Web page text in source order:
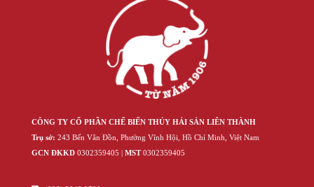
CÔNG TY CỔ PHẦN CHẾ BIẾN THỦY HẢI SẢN LIÊN THÀNH
Trụ sở: 243 Bến Vân Đồn, Phường Vĩnh Hội, Hồ Chí Minh, Việt Nam
GCN ĐKKD ‍030‍2359405 | MST‍030‍2359405